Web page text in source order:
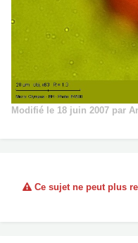
Modifié le 18 juin 2007 par
Ce sujet ne peut plus